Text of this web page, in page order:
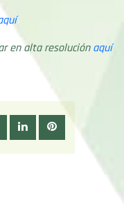
en alta resoluciónaquí